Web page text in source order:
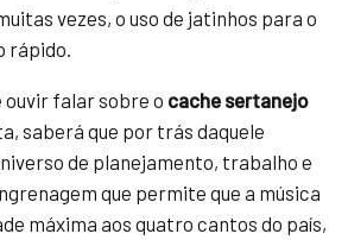
vezes, o uso de jatinhos para o
rápido.
ouvir falar sobre o cache sertanejo
saberá que por trás daquele
de planejamento, trabalho e
que permite que a música
máxima aos quatro cantos do país,